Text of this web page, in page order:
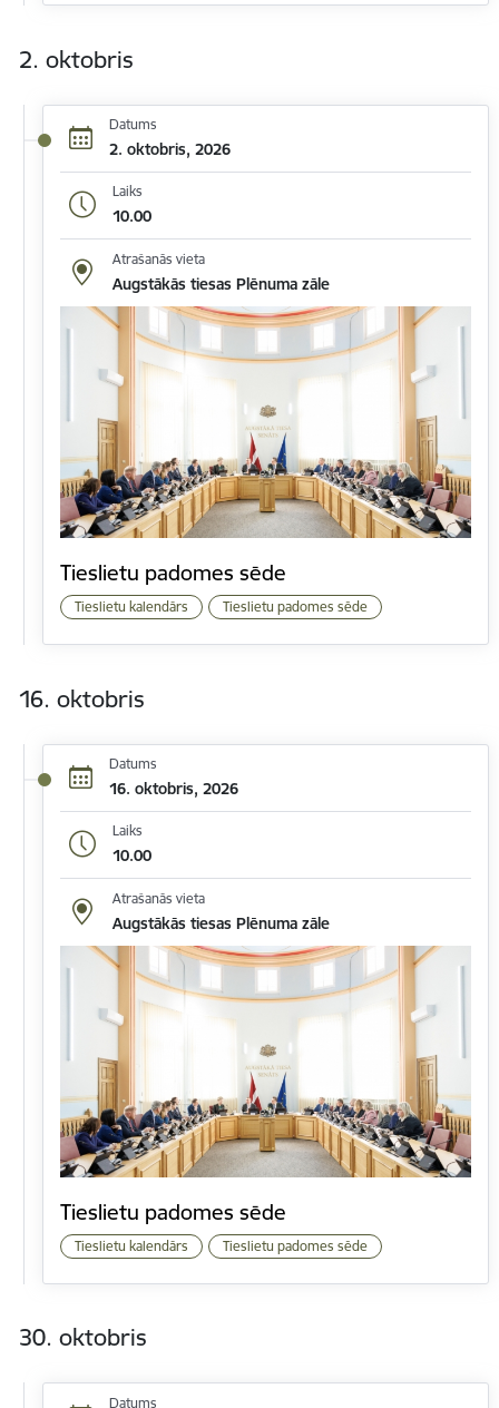
2. oktobris
Datums
2. oktobris, 2026
Laiks
10.00
Atrašanās vieta
Augstākās tiesas Plēnuma zāle
Tieslietu padomes sēde
Tieslietu kalendārs Tieslietu padomes sēde
16. oktobris
Datums
16. oktobris, 2026
Laiks
10.00
Atrašanās vieta
Augstākās tiesas Plēnuma zāle
Tieslietu padomes sēde
Tieslietu kalendārs Tieslietu padomes sēde
30. oktobris
Datums